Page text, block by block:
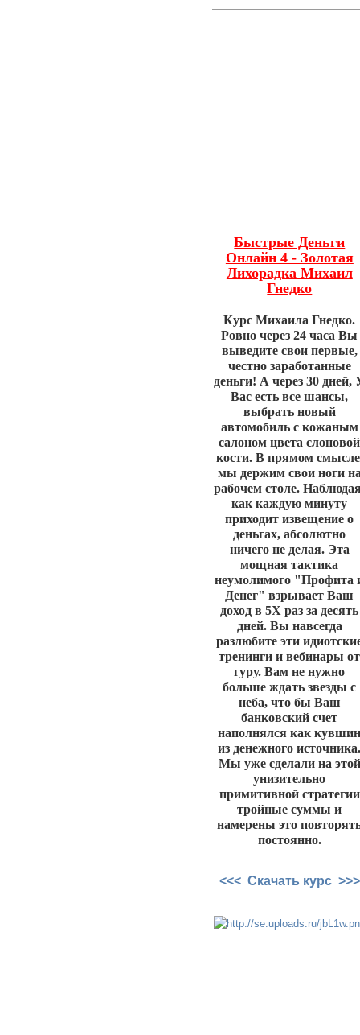
Быстрые Деньги
Онлайн 4 - Золотая
Лихорадка Михаил
Гнедко
Курс Михаила Гнедко.
Ровно через 24 часа Вы
выведите свои первые,
честно заработанные
деньги! А через 30 дней,
Вас есть все шансы,
выбрать новый
автомобиль с кожаным
салоном цвета слоновой
кости. В прямом
мы держим свои ноги
рабочем столе.
как каждую минуту
приходит извещение о
деньгах, абсолютно
ничего не делая. Эта
мощная тактика
неумолимого "Профита
Денег" взрывает Ваш
доход в 5Х раз за десять
дней. Вы навсегда
разлюбите эти
тренинги и вебинары от
гуру. Вам не нужно
больше ждать звезды с
неба, что бы Ваш
банковский счет
наполнялся как
из денежного
Мы уже сделали на этой
унизительно
примитивной стратегии
тройные суммы и
намерены это
постоянно.
<<< Скачать курс >>>